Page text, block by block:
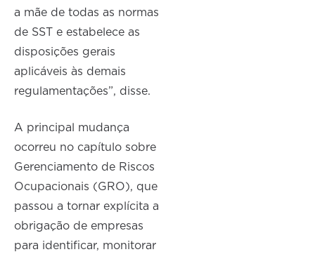
a mãe de todas as normas
de SST e estabelece as
disposições gerais
aplicáveis às demais
regulamentações”, disse.
A principal mudança
ocorreu no capítulo sobre
Gerenciamento de Riscos
Ocupacionais (GRO), que
passou a tornar explícita a
obrigação de empresas
para identificar, monitorar